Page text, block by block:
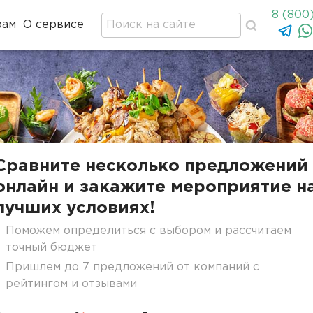
О сервисе
8
несколько предложений
и закажите мероприятие
условиях!
Поможем определиться с выбором и рассчитаем
точный бюджет
Пришлем до 7 предложений от компаний с
рейтингом и отзывами